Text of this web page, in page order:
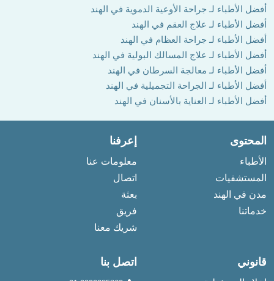
أفضل الأطباء لـ جراحة الأوعية الدموية في الهند
أفضل الأطباء لـ علاج العقم في الهند
أفضل الأطباء لـ جراحة العظام في الهند
أفضل الأطباء لـ علاج المسالك البولية في الهند
أفضل الأطباء لـ معالجة السرطان في الهند
أفضل الأطباء لـ الجراحة التجميلية في الهند
أفضل الأطباء لـ العناية بالأسنان في الهند
المحتوى
الأطباء
المستشفيات
مدن في الهند
خدماتنا
إعرفنا
معلومات عنا
اتصال
بعثة
فريق
شريك معنا
قانوني اتصل بنا